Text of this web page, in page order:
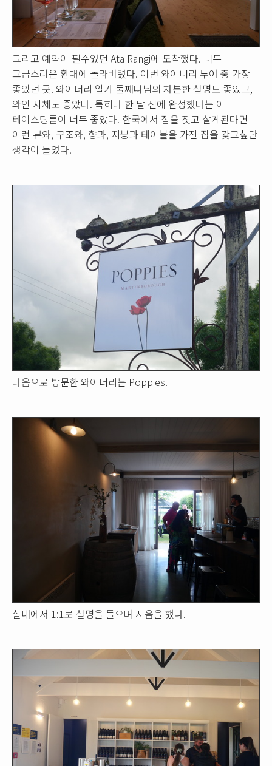
그리고 예약이 필수였던 Ata Rangi에 도착했다. 너무
고급스러운 환대에 놀라버렸다. 이번 와이너리 투어 중 가장
좋았던 곳. 와이너리 일가 둘째따님의 차분한 설명도 좋았고,
와인 자체도 좋았다. 특히나 한 달 전에 완성했다는 이
테이스팅룸이 너무 좋았다. 한국에서 집을 짓고 살게된다면
이런 뷰와, 구조와, 향과, 지붕과 테이블을 가진 집을 갖고싶단
생각이 들었다.
다음으로 방문한 와이너리는 Poppies.
실내에서 1:1로 설명을 들으며 시음을 했다.